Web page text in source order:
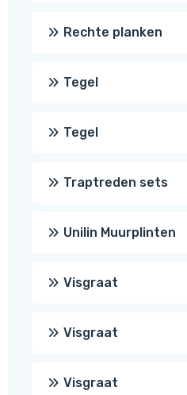
Rechte planken
Tegel
Tegel
Traptreden sets
Unilin Muurplinten
Visgraat
Visgraat
Visgraat